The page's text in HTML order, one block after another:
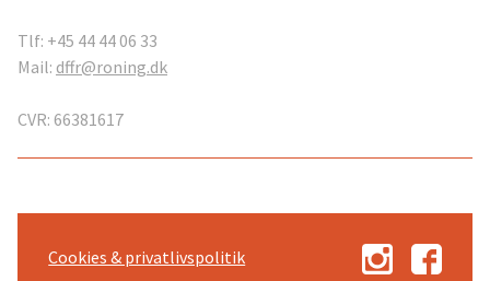
Tlf: +45 44 44 06 33
Mail: dffr@roning.dk
CVR: 66381617
Cookies & privatlivspolitik